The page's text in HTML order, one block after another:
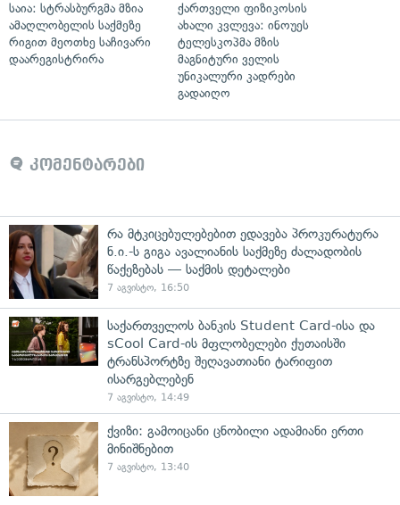
საია: სტრასბურგმა მზია
ამაღლობელის საქმეზე
რიგით მეოთხე საჩივარი
დაარეგისტრირა
ქართველი ფიზიკოსის
ახალი კვლევა: ინოუეს
ტელესკოპმა მზის
მაგნიტური ველის
უნიკალური კადრები
გადაიღო
კომენტარები
რა მტკიცებულებებით ედავება პროკურატურა
ნ.ი.-ს გიგა ავალიანის საქმეზე ძალადობის
წაქეზებას — საქმის დეტალები
7 აგვისტო, 16:50
საქართველოს ბანკის Student Card-ისა და
sCool Card-ის მფლობელები ქუთაისში
ტრანსპორტზე შეღავათიანი ტარიფით
ისარგებლებენ
7 აგვისტო, 14:49
ქვიზი: გამოიცანი ცნობილი ადამიანი ერთი
მინიშნებით
7 აგვისტო, 13:40